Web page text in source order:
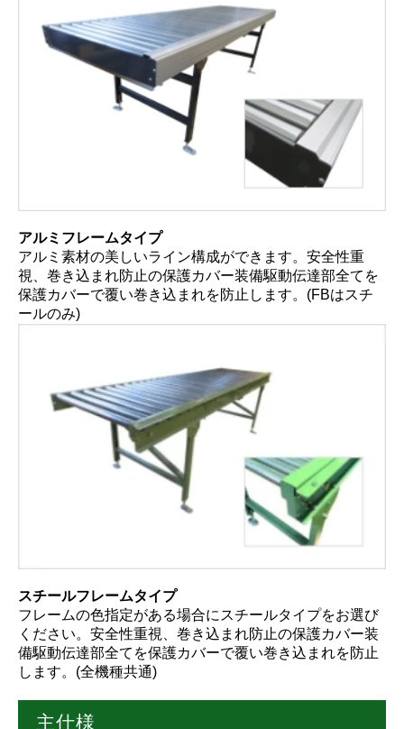
アルミフレームタイプ
アルミ素材の美しいライン構成ができます。安全性重
視、巻き込まれ防止の保護カバー装備駆動伝達部全てを
保護カバーで覆い巻き込まれを防止します。(FBはスチ
ールのみ)
スチールフレームタイプ
フレームの色指定がある場合にスチールタイプをお選び
ください。安全性重視、巻き込まれ防止の保護カバー装
備駆動伝達部全てを保護カバーで覆い巻き込まれを防止
します。(全機種共通)
主仕様